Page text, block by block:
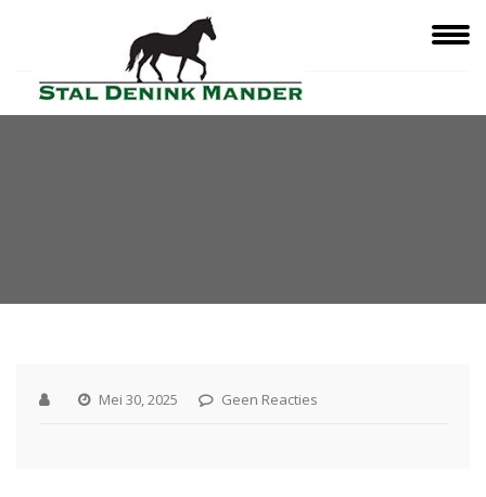
Mei 30, 2025 Geen Reacties